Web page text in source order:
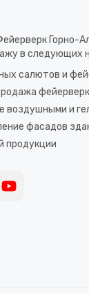
Горно-
в следующих
салютов и
воздушными и
фасадов
продукции